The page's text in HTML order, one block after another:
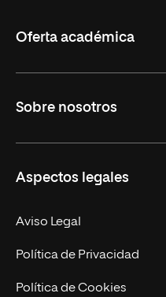
Oferta académica
Derecho
Empresa
MBA
Marketing y Comunicación
Ingeniería
Sobre nosotros
Nuestro Equipo
Contacto
Aspectos legales
Aviso Legal
Política de Privacidad
Política de Cookies